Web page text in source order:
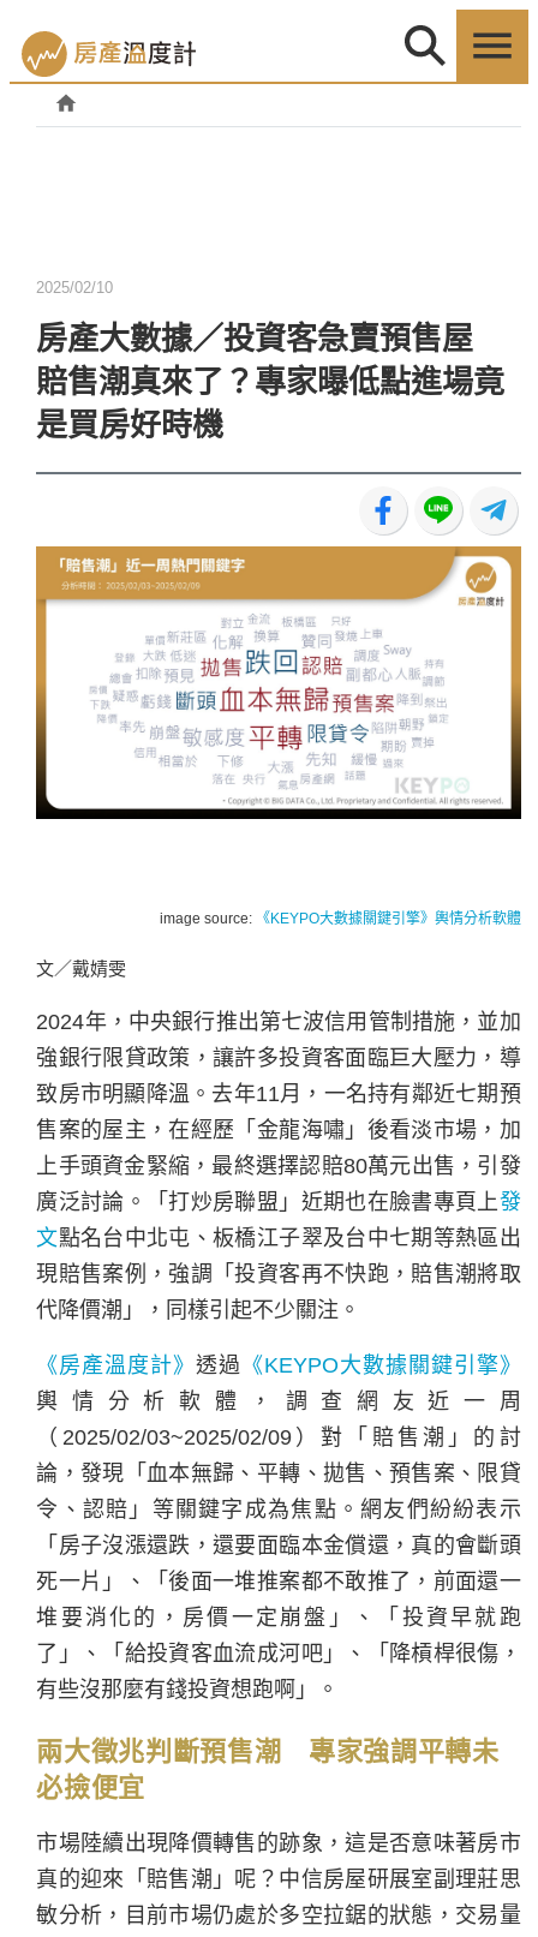
2025/02/10
房產大數據／投資客急賣預售屋
賠售潮真來了？專家曝低點進場竟
是買房好時機
image source: 《KEYPO大數據關鍵引擎》輿情分析軟體
文／戴婧雯
2024年，中央銀行推出第七波信用管制措施，並加
強銀行限貸政策，讓許多投資客面臨巨大壓力，導
致房市明顯降溫。去年11月，一名持有鄰近七期預
售案的屋主，在經歷「金龍海嘯」後看淡市場，加
上手頭資金緊縮，最終選擇認賠80萬元出售，引發
廣泛討論。「打炒房聯盟」近期也在臉書專頁上發
文點名台中北屯、板橋江子翠及台中七期等熱區出
現賠售案例，強調「投資客再不快跑，賠售潮將取
代降價潮」，同樣引起不少關注。
《房產溫度計》透過 《KEYPO大數據關鍵引擎》
輿情分析軟體，調查網友近一周
（2025/02/03~2025/02/09）對「賠售潮」的討
論，發現「血本無歸、平轉、拋售、預售案、限貸
令、認賠」等關鍵字成為焦點。網友們紛紛表示
「房子沒漲還跌，還要面臨本金償還，真的會斷頭
死一片」、「後面一堆推案都不敢推了，前面還一
堆要消化的，房價一定崩盤」、「投資早就跑
了」、「給投資客血流成河吧」、「降槓桿很傷，
有些沒那麼有錢投資想跑啊」。
兩大徵兆判斷預售潮 專家強調平轉未
必撿便宜
市場陸續出現降價轉售的跡象，這是否意味著房市
真的迎來「賠售潮」呢？中信房屋研展室副理莊思
敏分析，目前市場仍處於多空拉鋸的狀態，交易量